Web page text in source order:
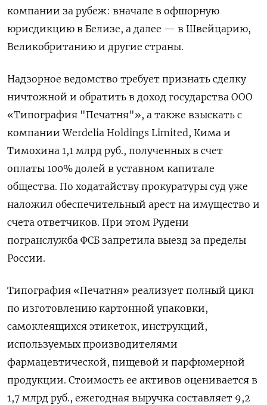
компании за рубеж: вначале в офшорную
юрисдикцию в Белизе, а далее — в Швейцарию,
Великобританию и другие страны.
Надзорное ведомство требует признать сделку
ничтожной и обратить в доход государства ООО
«Типография "Печатня"», а также взыскать с
компании Werdelia Holdings Limited, Кима и
Тимохина 1,1 млрд руб., полученных в счет
оплаты 100% долей в уставном капитале
общества. По ходатайству прокуратуры суд уже
наложил обеспечительный арест на имущество и
счета ответчиков. При этом Рудени
погранслужба ФСБ запретила выезд за пределы
России.
Типография «Печатня» реализует полный цикл
по изготовлению картонной упаковки,
самоклеящихся этикеток, инструкций,
используемых производителями
фармацевтической, пищевой и парфюмерной
продукции. Стоимость ее активов оценивается в
1,7 млрд руб., ежегодная выручка составляет 9,2